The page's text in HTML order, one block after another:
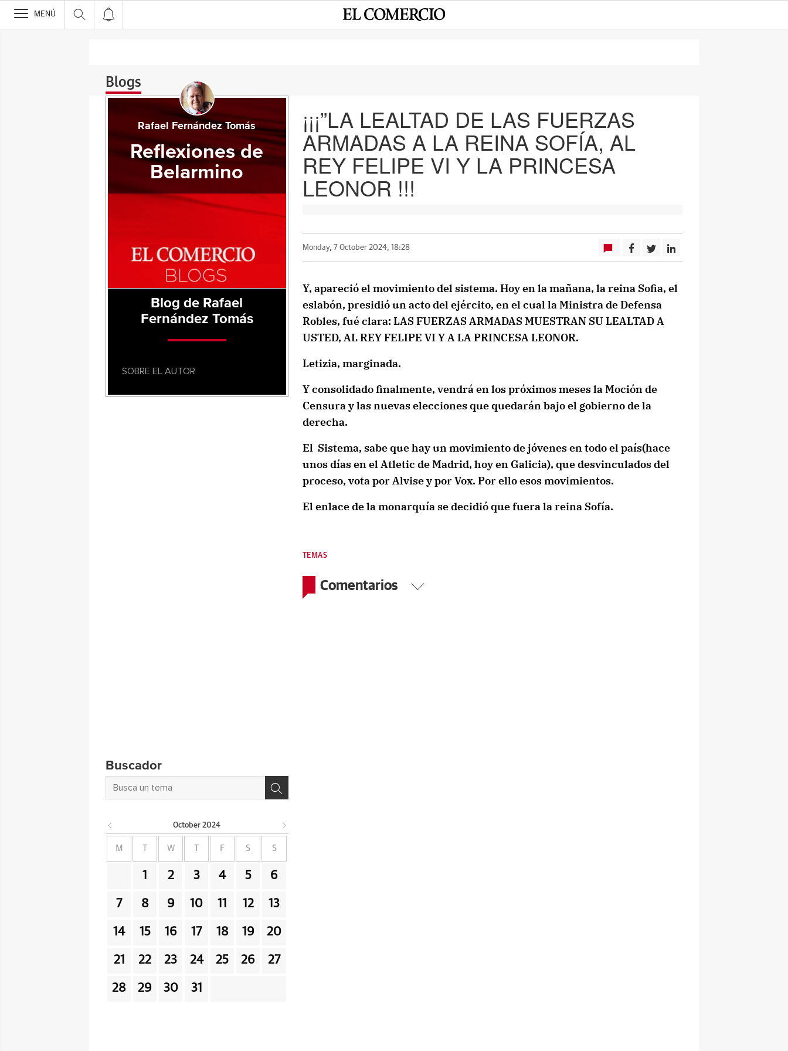
>
MENÚ
Blogs
¡¡¡”LA LEALTAD DE LAS FUERZAS
ARMADAS A LA REINA SOFÍA, AL
REY FELIPE VI Y LA PRINCESA
LEONOR !!!
Monday, 7 October 2024, 18:28
Y, apareció el movimiento del sistema. Hoy en la mañana, la reina Sofia, el
eslabón, presidió un acto del ejército, en el cual la Ministra de Defensa
Robles, fué clara: LAS FUERZAS ARMADAS MUESTRAN SU LEALTAD A
USTED, AL REY FELIPE VI Y A LA PRINCESA LEONOR.
Letizia, marginada.
Y consolidado finalmente, vendrá en los próximos meses la Moción de
Censura y las nuevas elecciones que quedarán bajo el gobierno de la
derecha.
El Sistema, sabe que hay un movimiento de jóvenes en todo el país(hace
unos días en el Atletic de Madrid, hoy en Galicia), que desvinculados del
proceso, vota por Alvise y por Vox. Por ello esos movimientos.
El enlace de la monarquía se decidió que fuera la reina Sofía.
TEMAS
Comentarios
Rafael Fernández Tomás
Reflexiones de
Belarmino
Blog de Rafael
Fernández Tomás
SOBRE EL AUTOR
Buscador
October 2024
M W F S S
1 2 3 4 5 6
7 8 9 10 11 12 13
14 15 16 17 18 19 20
21 22 23 24 25 26 27
28 29 30 31